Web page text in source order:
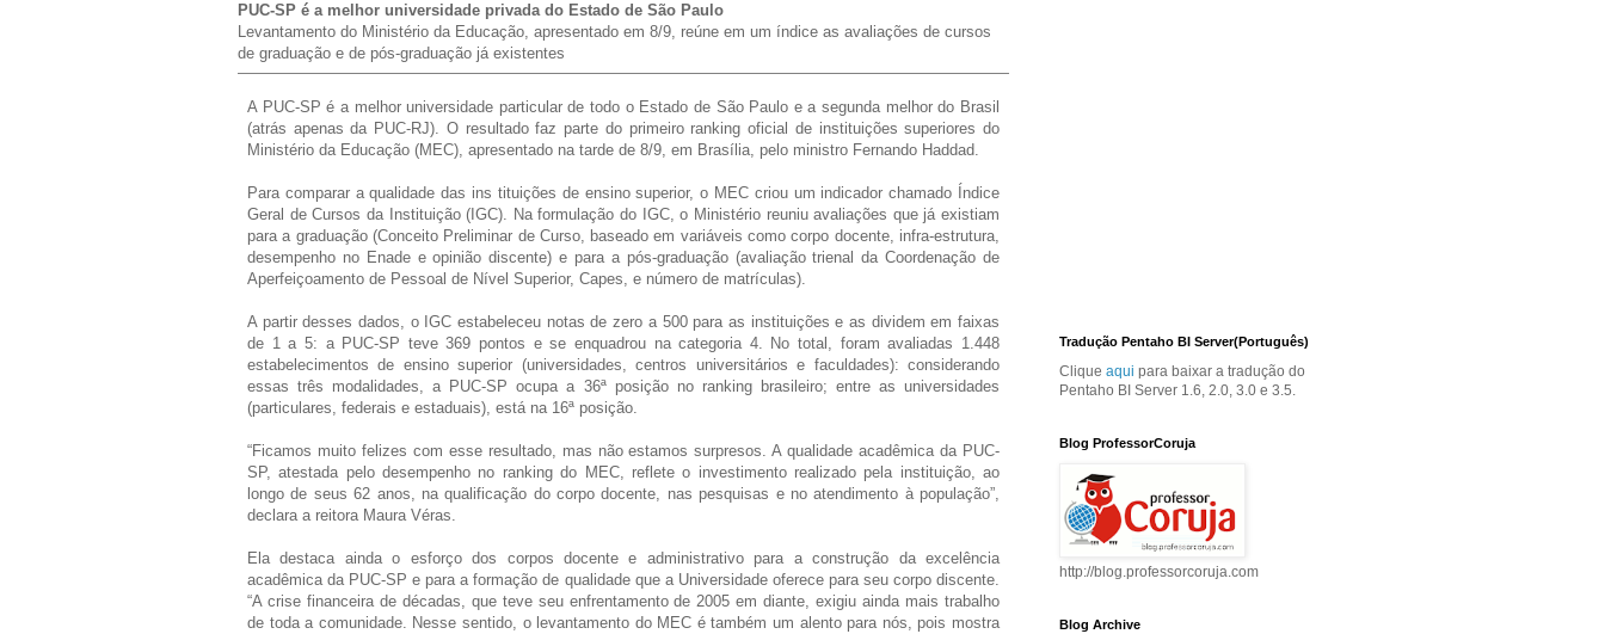
PUC-SP é a melhor universidade privada do Estado de São Paulo
Levantamento do Ministério da Educação, apresentado em 8/9, reúne em um índice as avaliações de cursos
de graduação e de pós-graduação já existentes
A PUC-SP é a melhor universidade particular de todo o Estado de São Paulo e a segunda melhor do Brasil
(atrás apenas da PUC-RJ). O resultado faz parte do primeiro ranking oficial de instituições superiores do
Ministério da Educação (MEC), apresentado na tarde de 8/9, em Brasília, pelo ministro Fernando Haddad.
Para comparar a qualidade das ins tituições de ensino superior, o MEC criou um indicador chamado Índice
Geral de Cursos da Instituição (IGC). Na formulação do IGC, o Ministério reuniu avaliações que já existiam
para a graduação (Conceito Preliminar de Curso, baseado em variáveis como corpo docente, infra-estrutura,
desempenho no Enade e opinião discente) e para a pós-graduação (avaliação trienal da Coordenação de
Aperfeiçoamento de Pessoal de Nível Superior, Capes, e número de matrículas).
A partir desses dados, o IGC estabeleceu notas de zero a 500 para as instituições e as dividem em faixas
de 1 a 5: a PUC-SP teve 369 pontos e se enquadrou na categoria 4. No total, foram avaliadas 1.448
estabelecimentos de ensino superior (universidades, centros universitários e faculdades): considerando
essas três modalidades, a PUC-SP ocupa a 36ª posição no ranking brasileiro; entre as universidades
(particulares, federais e estaduais), está na 16ª posição.
“Ficamos muito felizes com esse resultado, mas não estamos surpresos. A qualidade acadêmica da PUC-
SP, atestada pelo desempenho no ranking do MEC, reflete o investimento realizado pela instituição, ao
longo de seus 62 anos, na qualificação do corpo docente, nas pesquisas e no atendimento à população”,
declara a reitora Maura Véras.
Ela destaca ainda o esforço dos corpos docente e administrativo para a construção da excelência
acadêmica da PUC-SP e para a formação de qualidade que a Universidade oferece para seu corpo discente.
“A crise financeira de décadas, que teve seu enfrentamento de 2005 em diante, exigiu ainda mais trabalho
de toda a comunidade. Nesse sentido, o levantamento do MEC é também um alento para nós, pois mostra
Tradução Pentaho BI Server(Português)
Clique aqui para baixar a tradução do
Pentaho BI Server 1.6, 2.0, 3.0 e 3.5.
Blog ProfessorCoruja
http://blog.professorcoruja.com
Blog Archive